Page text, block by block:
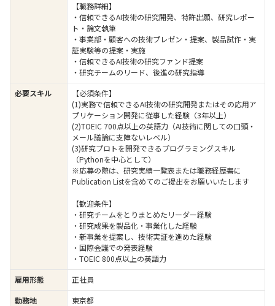
【職務詳細】
・信頼できるAI技術の研究開発、特許出願、研究レポー
ト・論文執筆
・事業部・顧客への技術プレゼン・提案、製品試作・実
証実験等の提案・実施
・信頼できるAI技術の研究ファンド提案
・研究チームのリード、後進の研究指導
必要スキル
【必須条件】
(1)実務で信頼できるAI技術の研究開発またはその応用ア
プリケーション開発に従事した経験（3年以上）
(2)TOEIC 700点以上の英語力（AI技術に関しての口頭・
メール議論に支障ないレベル）
(3)研究プロトを開発できるプログラミングスキル
（Pythonを中心として）
※応募の際は、研究実績一覧表または職務経歴書に
Publication Listを含めてのご提出をお願いいたします
【歓迎条件】
・研究チームをとりまとめたリーダー経験
・研究成果を製品化・事業化した経験
・新事業を提案し、技術実証を進めた経験
・国際会議での発表経験
・TOEIC 800点以上の英語力
雇用形態
正社員
勤務地
東京都